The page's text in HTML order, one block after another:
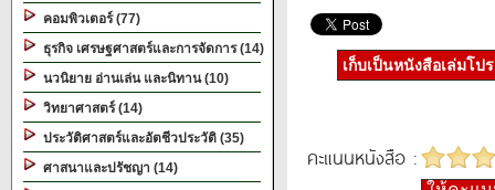
คอมพิวเตอร์ (77)
ธุรกิจ เศรษฐศาสตร์และการจัดการ (14)
นวนิยาย อ่านเล่น และนิทาน (10)
วิทยาศาสตร์ (14)
ประวัติศาสตร์และอัตชีวประวัติ (35)
ศาสนาและปรัชญา (14)
เก็บเป็นหนังสือเล่มโป
คะแนนหนังสือ :